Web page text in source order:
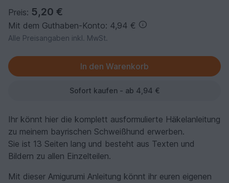
Preis: 5,20 €
Mit dem Guthaben-Konto: 4,94 €
Alle Preisangaben inkl. MwSt.
Sofort kaufen - ab 4,94 €
Ihr könnt hier die komplett ausformulierte Häkelanleitung
zu meinem bayrischen Schweißhund erwerben.
Sie ist 13 Seiten lang und besteht aus Texten und
Bildern zu allen Einzelteilen.
Mit dieser Amigurumi Anleitung könnt ihr euren eigenen